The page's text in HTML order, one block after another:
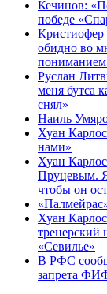
Кечинов:
победе
Кристиофер
обидно во
Руслан
меня бутса
снял»
Наиль
Хуан
нами»
Хуан
Пруцевым. Я
чтобы он
Хуан
тренерский
«Севилье»
В РФС
запрета